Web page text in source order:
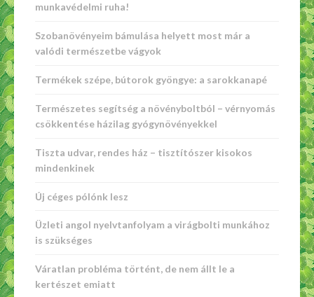
munkavédelmi ruha!
Szobanövényeim bámulása helyett most már a
valódi természetbe vágyok
Termékek szépe, bútorok gyöngye: a sarokkanapé
Természetes segítség a növényboltból – vérnyomás
csökkentése házilag gyógynövényekkel
Tiszta udvar, rendes ház – tisztítószer kisokos
mindenkinek
Új céges pólónk lesz
Üzleti angol nyelvtanfolyam a virágbolti munkához
is szükséges
Váratlan probléma történt, de nem állt le a
kertészet emiatt